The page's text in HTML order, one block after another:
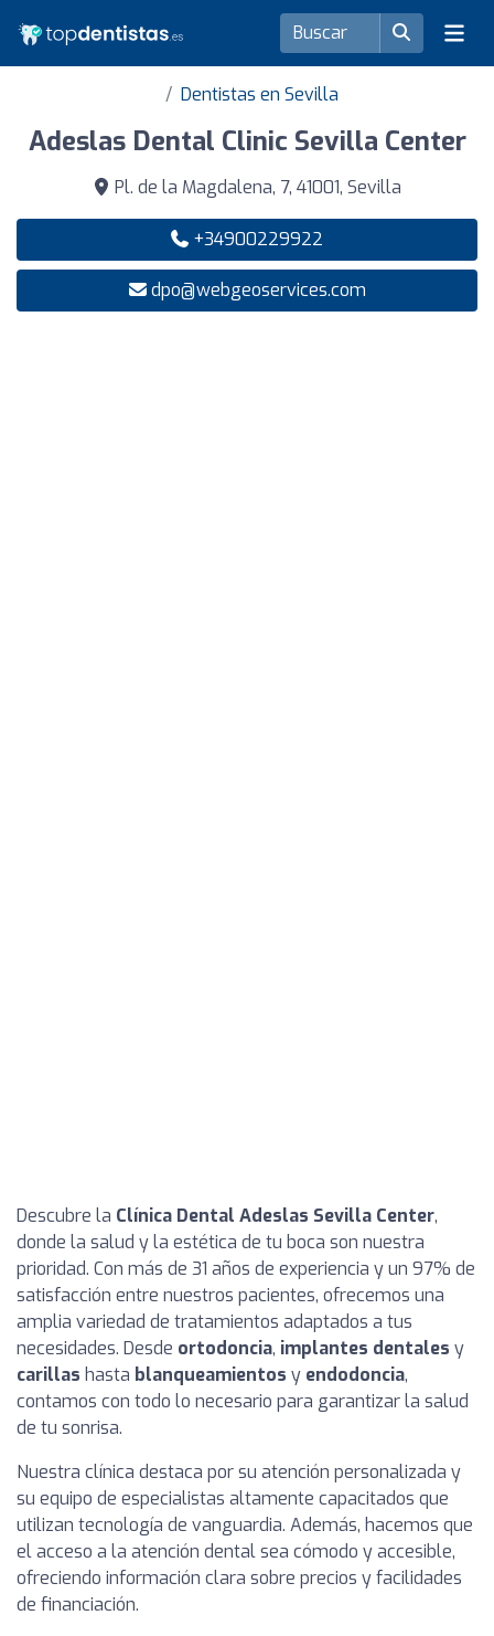
Dentistas en Sevilla
Adeslas Dental Clinic Sevilla Center
Pl. de la Magdalena, 7, 41001, Sevilla
+34900229922
dpo@webgeoservices.com
Descubre la Clínica Dental Adeslas Sevilla Center,
donde la salud y la estética de tu boca son nuestra
prioridad. Con más de 31 años de experiencia y un 97% de
satisfacción entre nuestros pacientes, ofrecemos una
amplia variedad de tratamientos adaptados a tus
necesidades. Desde ortodoncia, implantes dentales y
carillas hasta blanqueamientos y endodoncia,
contamos con todo lo necesario para garantizar la salud
de tu sonrisa.
Nuestra clínica destaca por su atención personalizada y
su equipo de especialistas altamente capacitados que
utilizan tecnología de vanguardia. Además, hacemos que
el acceso a la atención dental sea cómodo y accesible,
ofreciendo información clara sobre precios y facilidades
de financiación.